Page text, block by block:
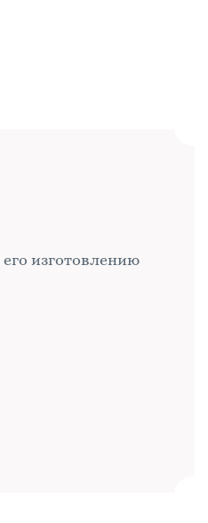
изготовлению